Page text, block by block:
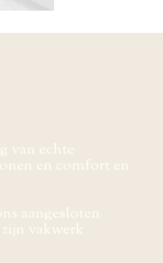
van echte
en comfort en
aangesloten
vakwerk